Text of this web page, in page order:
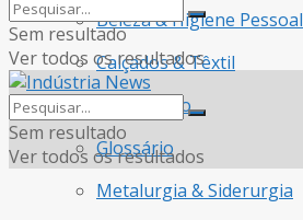
Beleza & Higiene Pessoal
Calçados & Têxtil
Construção
Glossário
Metalurgia & Siderurgia
Sem resultado
Ver todos os resultados
Sem resultado
Ver todos os resultados